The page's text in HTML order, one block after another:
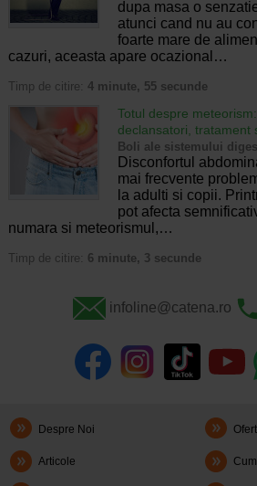
dupa masa o
atunci cand nu au
foarte mare de
cazuri, aceasta apare ocazional…
Timp de citire: 4 minute, 55 secunde
Totul despre
declansatori, tratament
Boli ale sistemului
Disconfortul
mai frecvente
la adulti si copii.
pot afecta
numara si meteorismul,…
Timp de citire: 6 minute, 3 secunde
infoline@catena.ro
Despre Noi
Articole